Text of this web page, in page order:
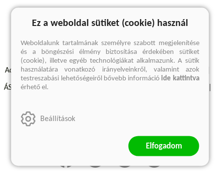
A keresett kifejezésre nincs találat
Adatvédelmi szabályzatok Elállási felmondási nyilatkozat
ÁSZF - Vásárlási feltételek
Szállítási információk
Ez a weboldal sütiket (cookie) használ
Weboldalunk tartalmának személyre szabott megjelenítése
és a böngészési élmény biztosítása érdekében sütiket
(cookie), illetve egyéb technológiákat alkalmazunk. A sütik
használatára vonatkozó irányelveinkről, valamint azok
testreszabási lehetőségeiről bővebb információide kattintva
érhető el.
Beállítások
Elfogadom